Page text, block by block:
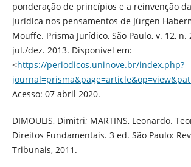
ponderação de princípios e a reinvenção
jurídica nos pensamentos de Jürgen
Mouffe. Prisma Jurídico, São Paulo, v. 12, n.
jul./dez. 2013. Disponível em:
<https://periodicos.uninove.br/index.php?
Acesso: 07 abril 2020.
DIMOULIS, Dimitri; MARTINS, Leonardo.
Direitos Fundamentais. 3 ed. São Paulo:
Tribunais, 2011.